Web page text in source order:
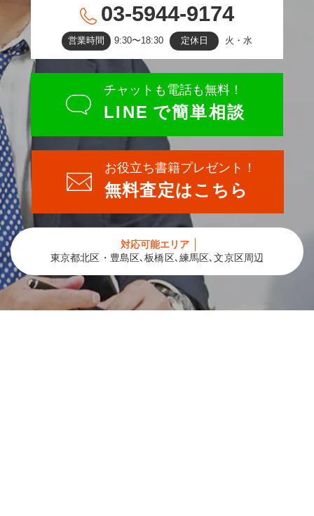
03-5944-9174
営業時間 9:30〜18:30 定休日 火・水
チャットも電話も無料！
LINE で簡単相談
お役立ち書籍プレゼント！
無料査定はこちら
対応可能エリア
東京都北区・豊島区､板橋区､練馬区､文京区周辺